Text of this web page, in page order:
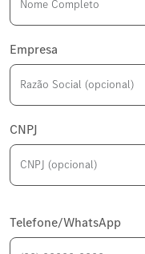
Empresa
CNPJ
Telefone/WhatsApp